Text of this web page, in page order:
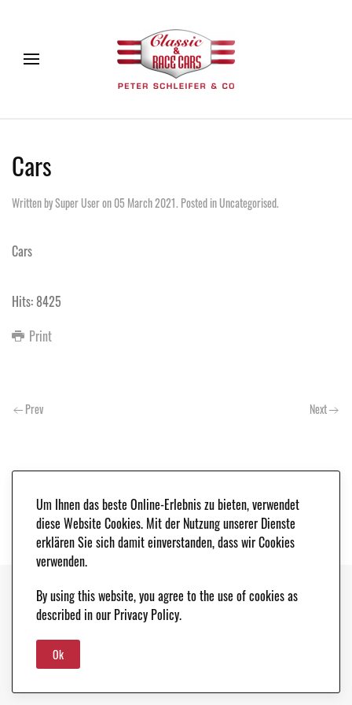
Cars
Written by Super User on05 March 2021. Posted inUncategorised.
Cars
Hits: 8425
Print
Prev Next
Copyright © 2021. Classic & Race Cars - Peter Schleifer & Co. |LEGAL NOTICE
DATA PROTECTION
Um Ihnen das beste Online-Erlebnis zu bieten, verwendet
diese Website Cookies. Mit der Nutzung unserer Dienste
erklären Sie sich damit einverstanden, dass wir Cookies
verwenden.
By using this website, you agree to the use of cookies as
described in our Privacy Policy.
Ok